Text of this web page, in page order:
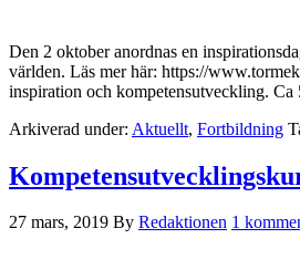
Den 2 oktober anordnas en
världen. Läs mer här: https://
inspiration och kompetensutveckling.
Arkiverad under: Aktuellt, Fortbildning
27 mars, 2019 By Redaktionen 1